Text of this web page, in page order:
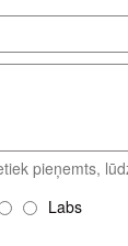
pieņemts,
Labs